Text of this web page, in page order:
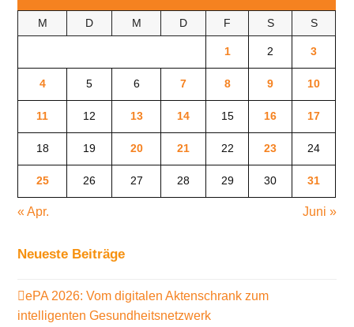
M D M D F S S
1 2 3
4 5 6 7 8 9 10
11 12 13 14 15 16 17
18 19 20 21 22 23 24
25 26 27 28 29 30 31
« Apr. Juni »
Neueste Beiträge
ePA 2026: Vom digitalen Aktenschrank zum
intelligenten Gesundheitsnetzwerk